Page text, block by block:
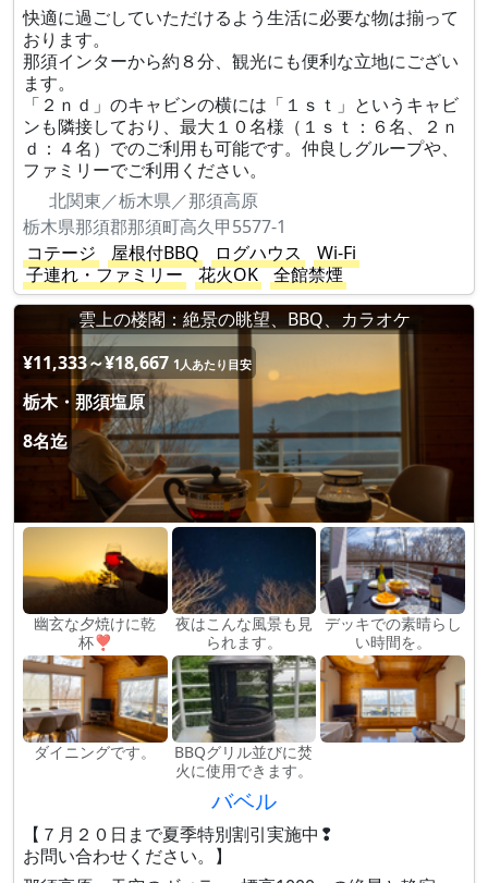
快適に過ごしていただけるよう生活に必要な物は揃って
おります。
那須インターから約８分、観光にも便利な立地にござい
ます。
「２ｎｄ」のキャビンの横には「１ｓｔ」というキャビ
ンも隣接しており、最大１０名様（１ｓｔ：６名、２ｎ
ｄ：４名）でのご利用も可能です。仲良しグループや、
ファミリーでご利用ください。
北関東／栃木県／那須高原
栃木県那須郡那須町高久甲5577-1
コテージ
屋根付BBQ ログハウス
Wi-Fi
子連れ・ファミリー
花火OK
全館禁煙
雲上の楼閣：絶景の眺望、BBQ、カラオケ
¥11,333～¥18,667 1人あたり目安
栃木・那須塩原
8名迄
幽玄な夕焼けに乾
杯❣
夜はこんな風景も見
られます。
デッキでの素晴らし
い時間を。
ダイニングです。
BBQグリル並びに焚
火に使用できます。
バベル
【７月２０日まで夏季特別割引実施中❢
お問い合わせください。】